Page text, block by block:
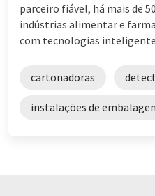
parceiro fiável, há mais de
indústrias alimentar e
com tecnologias
cartonadoras
instalações de